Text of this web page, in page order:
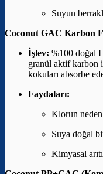
Suyun
Coconut GAC Karbon
İşlev: %100 doğal
granül aktif karbon
kokuları absorbe
Faydaları:
Klorun
Suya doğal
Kimyasal